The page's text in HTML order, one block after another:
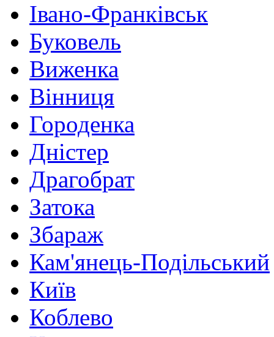
Івано-Франківськ
Буковель
Виженка
Вінниця
Городенка
Дністер
Драгобрат
Затока
Збараж
Кам'янець-Подільський
Київ
Коблево